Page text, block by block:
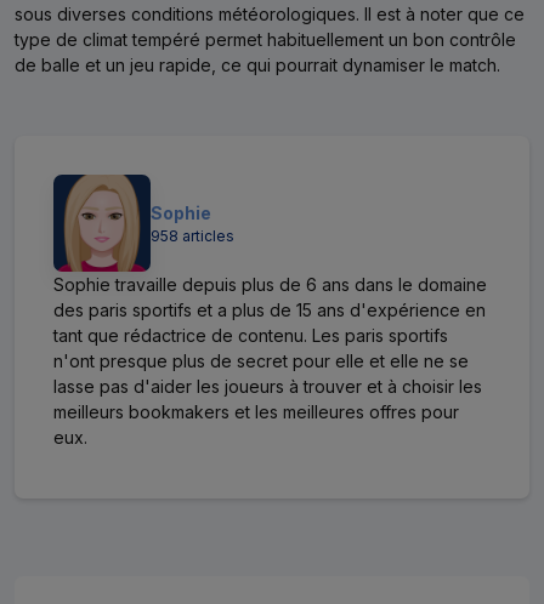
sous diverses conditions météorologiques. Il est à noter que ce
type de climat tempéré permet habituellement un bon contrôle
de balle et un jeu rapide, ce qui pourrait dynamiser le match.
Sophie
958 articles
Sophie travaille depuis plus de 6 ans dans le domaine
des paris sportifs et a plus de 15 ans d'expérience en
tant que rédactrice de contenu. Les paris sportifs
n'ont presque plus de secret pour elle et elle ne se
lasse pas d'aider les joueurs à trouver et à choisir les
meilleurs bookmakers et les meilleures offres pour
eux.